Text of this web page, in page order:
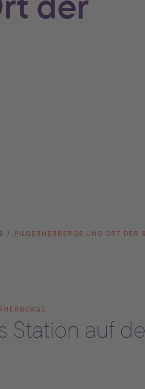
PILGERHERBERGE UND ORT DER
Station auf